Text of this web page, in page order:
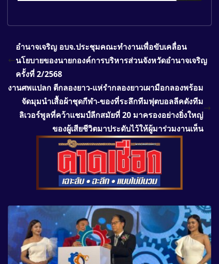
อำนาจเจริญ อบจ.ประชุมคณะทำงานเพื่อขับเคลื่อน
นโยบายของนายกองค์การบริหารส่วนจังหวัดอำนาจเจริญ
ครั้งที่ 2/2568
งานศพแปลก ตีกลองยาว-แห่รำกลองยาวเผามือกลองพร้อม
จัดมุมนำเสื้อผ้าชุดกีฬา-ของที่ระลึกทีมฟุตบอลลีคดังทีม
ลิเวอร์พูลที่คว้าแชมป์ลีกสมัยที่ 20 มาครองอย่างยิ่งใหญ่
ของผู้เสียชีวิตมาประดับไว้ให้ผู้มาร่วมงานเห็น